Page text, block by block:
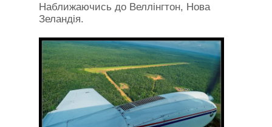
Наближаючись до Веллінгтон, Нова
Зеландія.